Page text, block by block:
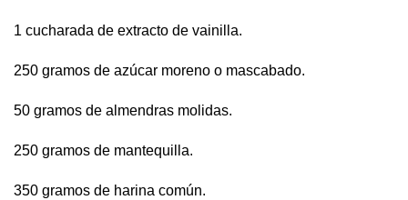
1 cucharada de extracto de vainilla.
250 gramos de azúcar moreno o mascabado.
50 gramos de almendras molidas.
250 gramos de mantequilla.
350 gramos de harina común.